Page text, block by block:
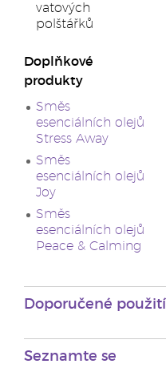
vatových
polštářků
Doplňkové
produkty
Směs
esenciálních olejů
Stress Away
Směs
esenciálních olejů
Joy
Směs
esenciálních olejů
Peace & Calming
Doporučené použití
Seznamte se